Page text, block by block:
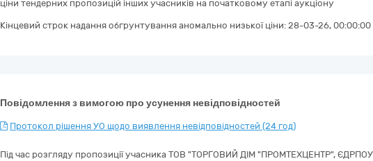
ціни тендерних пропозицій інших учасників на початковому етапі аукціону
Кінцевий строк надання обгрунтування аномально низької ціни: 28-03-26, 00:00:00
Повідомлення з вимогою про усунення невідповідностей
Протокол рішення УО щодо виявлення невідповідностей (24 год)
Під час розгляду пропозиції учасника ТОВ "ТОРГОВИЙ ДІМ "ПРОМТЕХЦЕНТР", ЄДРПОУ